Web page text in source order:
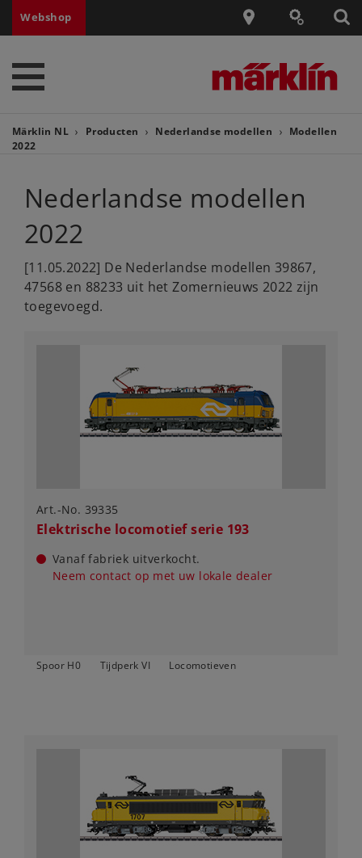
Webshop
Märklin NL Producten Nederlandse modellen
Modellen
2022
Nederlandse modellen
2022
[11.05.2022] De Nederlandse modellen 39867,
47568 en 88233 uit het Zomernieuws 2022 zijn
toegevoegd.
Art.-No. 39335
Elektrische locomotief serie 193
Vanaf fabriek uitverkocht.
Neem contact op met uw lokale dealer
Spoor H0 Tijdperk VI Locomotieven